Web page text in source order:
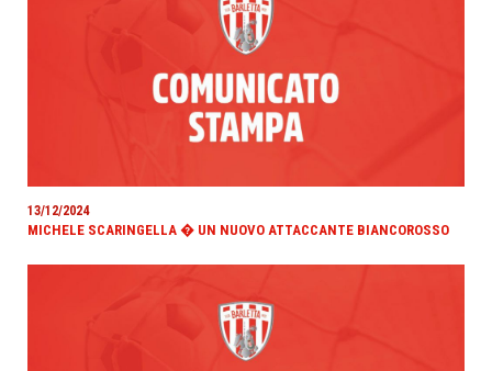
13/12/2024
MICHELE SCARINGELLA � UN NUOVO ATTACCANTE BIANCOROSSO